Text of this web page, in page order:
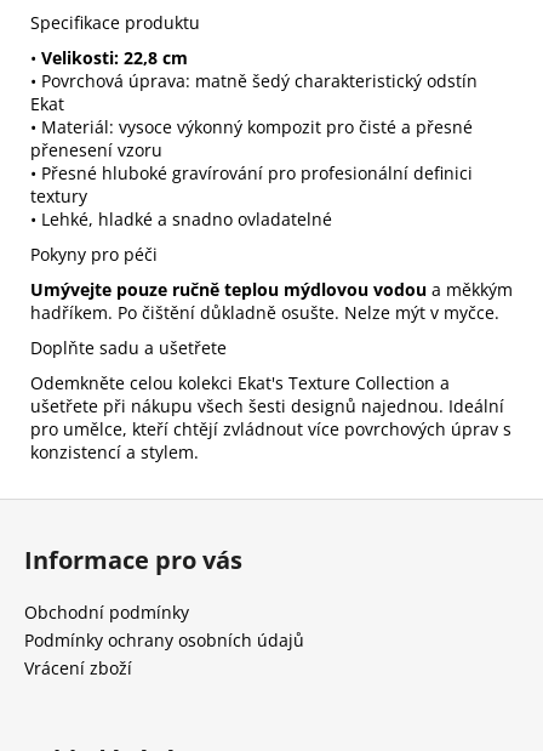
Specifikace produktu
• Velikosti: 22,8 cm
• Povrchová úprava: matně šedý charakteristický odstín
Ekat
• Materiál: vysoce výkonný kompozit pro čisté a přesné
přenesení vzoru
• Přesné hluboké gravírování pro profesionální definici
textury
• Lehké, hladké a snadno ovladatelné
Pokyny pro péči
Umývejte pouze ručně teplou mýdlovou vodou a měkkým
hadříkem. Po čištění důkladně osušte. Nelze mýt v myčce.
Doplňte sadu a ušetřete
Odemkněte celou kolekci Ekat's Texture Collection a
ušetřete při nákupu všech šesti designů najednou. Ideální
pro umělce, kteří chtějí zvládnout více povrchových úprav s
konzistencí a stylem.
Z
Informace pro vás
Obchodní podmínky
Podmínky ochrany osobních údajů
Vrácení zboží